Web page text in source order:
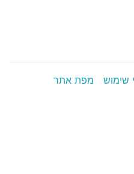
שימוש מפת אתר